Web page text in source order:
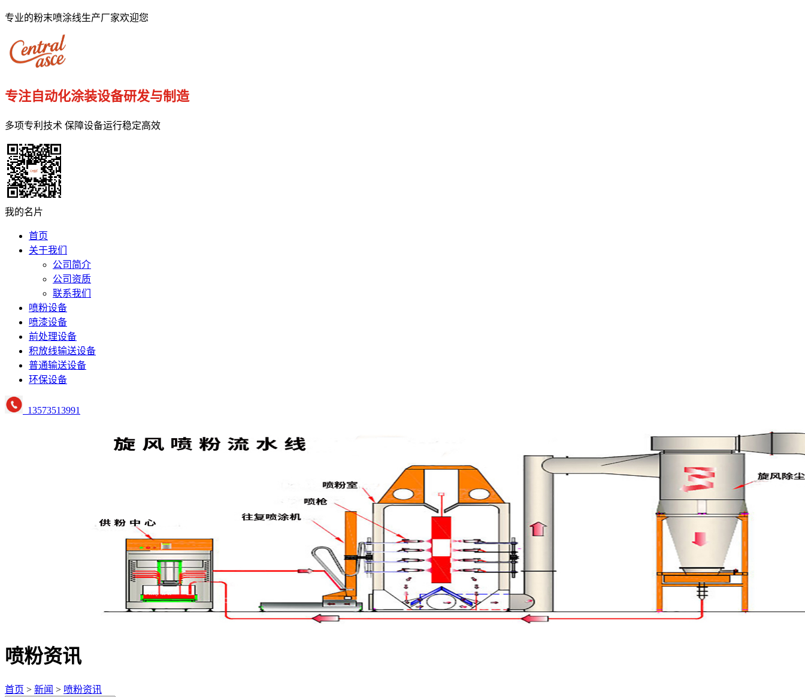
专业的粉末喷涂线生产厂家欢迎您
专注自动化涂装设备研发与制造
多项专利技术 保障设备运行稳定高效
我的名片
首页
关于我们
公司简介
公司资质
联系我们
喷粉设备
喷漆设备
前处理设备
积放线输送设备
普通输送设备
环保设备
13573513991
喷粉资讯
首页 > 新闻 > 喷粉资讯